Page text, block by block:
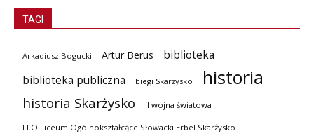
TAGI
Arkadiusz Bogucki Artur Berus
biblioteka
biblioteka publiczna
biegi Skarżysko historia
historia Skarżysko II wojna światowa
I LO Liceum Ogólnokształcące Słowacki Erbel Skarżysko